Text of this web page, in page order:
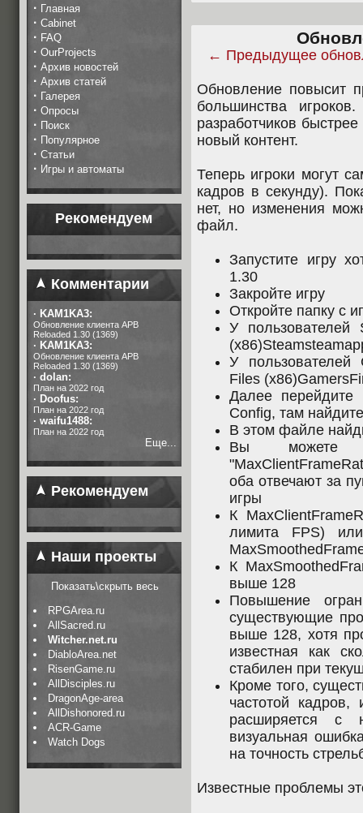
· Главная
· Cabinet
· FAQ
· OurProjects
· Архив новостей
· Архив статей
· Галерея
· Опросы
· Поиск
· Популярное
· Статьи
· Игры и автоматы
Рекомендуем
Комментарии
· KAM1KA3:
Обновление клиента APB
Reloaded 1.30 (1369)
· KAM1KA3:
Обновление клиента APB
Reloaded 1.30 (1369)
· dolan:
План на 2022 год
· Doofus:
План на 2022 год
· waifu1488:
План на 2022 год
Еще...
Рекомендуем
Наши проекты
Показать\скрыть весь
RPGArea.ru
AllSacred.ru
Witcher.net.ru
DiabloArea.net
RisenGame.ru
AllDisciples.ru
DragonAge-area
AllDishonored.ru
ACR-Game
Watch Dogs
← Предыдущее
Обновление повысит
большинства
разработчиков
новый контент.
Теперь игроки могут
кадров в секунду).
нет, но изменения
файл.
Запустите игру
1.30
Закройте игру
Откройте папку с
У пользователей
У пользователей
Files
Далее
Config, там
В этом файле
Вы можете
оба отвечают за
игры
К
лимита FPS)
К
выше 128
Повышение
существующие
выше 128, хотя
известная как
стабилен при
Кроме того,
частотой кадров,
расширяется с
визуальная
на точность
Известные проблемы